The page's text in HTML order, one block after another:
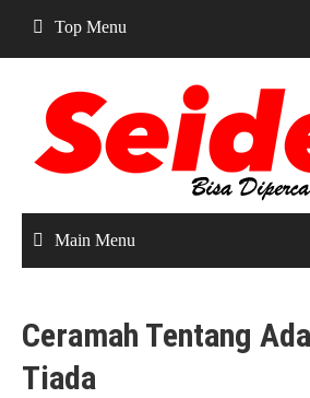
content
Top Menu
Main Menu
Ceramah Tentang
Tiada